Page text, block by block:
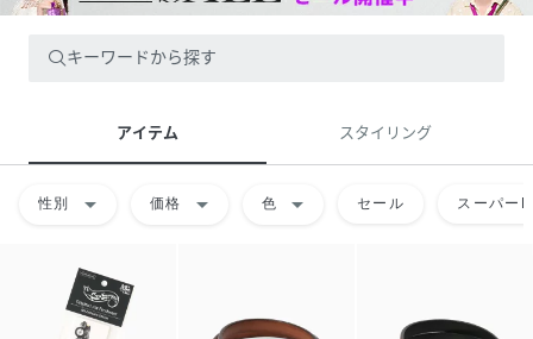
キーワードから探す
アイテム スタイリング
性別 arrow_drop_down 価格 arrow_drop_down 色 arrow_drop_down セール スーパー